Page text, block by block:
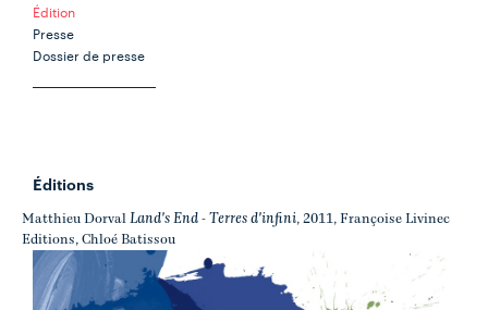
Édition
Presse
Dossier de presse
Éditions
Matthieu Dorval Land's End - Terres d'infini, 2011, Françoise Livinec
Editions, Chloé Batissou